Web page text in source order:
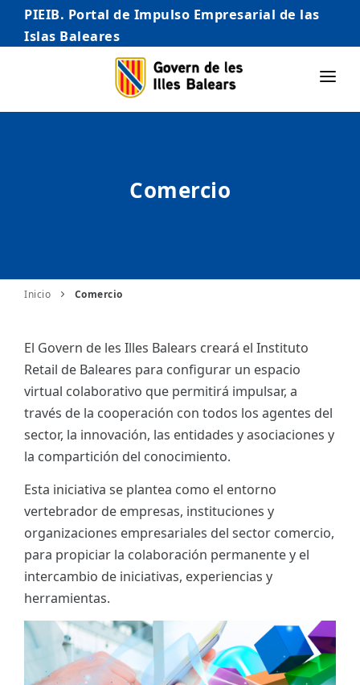
PIEIB. Portal de Impulso Empresarial de las
Islas Baleares
INICIO
AUTÓNOMO/AUTÓNOMA
INTERNACIONALIZACIÓN
ES
Comercio
Inicio Comercio
El Govern de les Illes Balears creará el Instituto
Retail de Baleares para configurar un espacio
virtual colaborativo que permitirá impulsar, a
través de la cooperación con todos los agentes del
sector, la innovación, las entidades y asociaciones y
la compartición del conocimiento.
Esta iniciativa se plantea como el entorno
vertebrador de empresas, instituciones y
organizaciones empresariales del sector comercio,
para propiciar la colaboración permanente y el
intercambio de iniciativas, experiencias y
herramientas.